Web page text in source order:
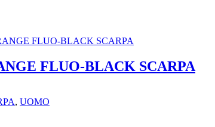
FLUO-BLACK SCARPA
, UOMO